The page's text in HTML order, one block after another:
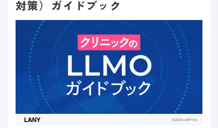
対策）ガイドブック